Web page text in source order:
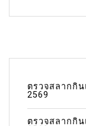
ตรวจสลากกิ
2569
ตรวจสลากกิ